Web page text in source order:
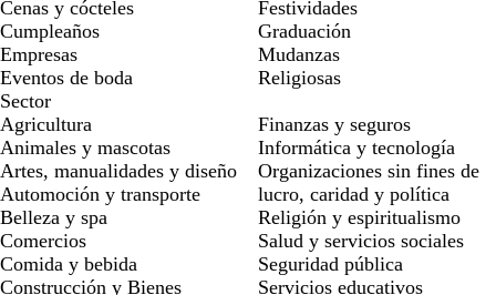
Cenas y cócteles
Cumpleaños
Empresas
Eventos de boda
Festividades
Graduación
Mudanzas
Religiosas
Sector
Agricultura
Animales y mascotas
Artes, manualidades y diseño
Automoción y transporte
Belleza y spa
Comercios
Comida y bebida
Construcción y Bienes
Finanzas y seguros
Informática y tecnología
Organizaciones sin fines de
lucro, caridad y política
Religión y espiritualismo
Salud y servicios sociales
Seguridad pública
Servicios educativos